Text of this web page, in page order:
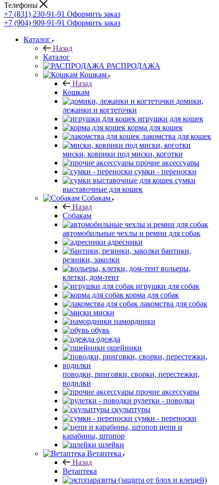
Телефоны
+7 (831) 230-91-91 Оформить заказ
+7 (904) 909-91-91 Оформить заказ
Каталог
Назад
Каталог
РАСПРОДАЖА
Кошкам
Назад
Кошкам
домики,
лежанки и когтеточки
игрушки для кошек
корма для кошек
лакомства для кошек
миски, коврики под миски, коготки
прочие аксессуары
сумки - переноски
сумки
выставочные для кошек
Собакам
Назад
Собакам
автомобильные чехлы и ремни для собак
адресники
бантики,
резинки, заколки
вольеры,
клетки, дом-тент
игрушки для собак
корма для собак
лакомства для собак
миски
намордники
обувь
одежда
ошейники
поводки, ринговки, сворки, перестежки,
водилки
прочие аксессуары
рулетки - поводки
скульптуры
сумки - переноски
цепи и
карабины, штопор
шлейки
Ветаптека
Назад
Ветаптека